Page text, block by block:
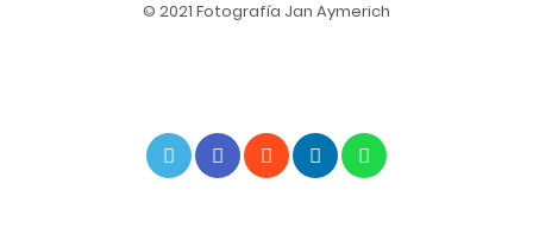
© 2021 Fotografía Jan Aymerich